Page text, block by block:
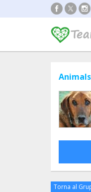
Torna al